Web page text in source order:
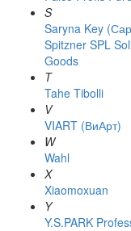
S
Saryna Key
Spitzner SPL
Goods
T
Tahe Tibolli
V
VIART (ВиАрт)
W
Wahl
X
Xiaomoxuan
Y
Y.S.PARK